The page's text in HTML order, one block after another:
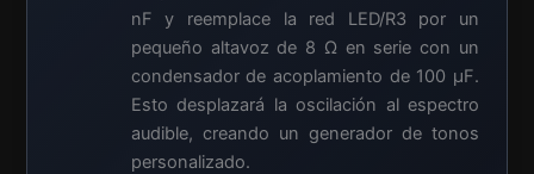
nF y reemplace la red LED/R3 por un
pequeño altavoz de 8 Ω en serie con un
condensador de acoplamiento de 100 µF.
Esto desplazará la oscilación al espectro
audible, creando un generador de tonos
personalizado.